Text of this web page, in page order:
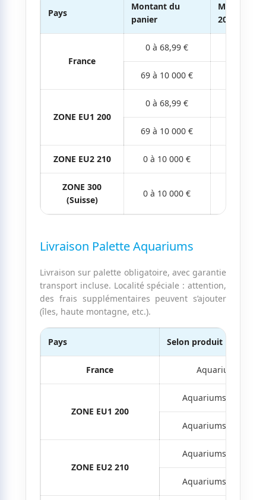
Pays
Montant du
panier
Matériel
20Kg)
France
0 à 68,99 €
69 à 10 000 €
ZONE EU1 200
0 à 68,99 €
69 à 10 000 €
ZONE EU2 210 0 à 10 000 €
ZONE 300
(Suisse)
0 à 10 000 €
Livraison Palette Aquariums
Livraison sur palette obligatoire, avec garantie
transport incluse. Localité spéciale : attention,
des frais supplémentaires peuvent s’ajouter
(îles, haute montagne, etc.).
Pays Selon produit
France Aquariums
ZONE EU1 200
Aquariums < 50kg
Aquariums > 50kg
ZONE EU2 210
Aquariums < 50kg
Aquariums > 50kg